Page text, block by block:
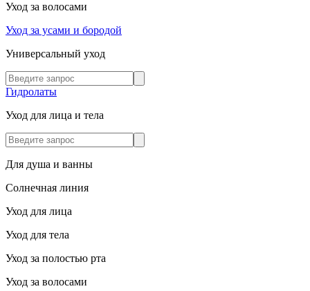
Уход за волосами
Уход за усами и бородой
Универсальный уход
Гидролаты
Уход для лица и тела
Для душа и ванны
Солнечная линия
Уход для лица
Уход для тела
Уход за полостью рта
Уход за волосами